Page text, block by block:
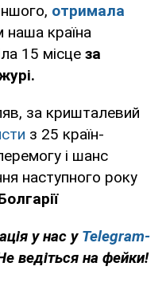
отримала
наша країна
15 місце за
за кришталевий
з 25 країн-
і шанс
наступного року
у нас у Telegram-
ведіться на фейки!